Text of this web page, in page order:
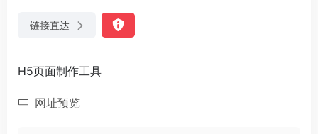
链接直达
H5页面制作工具
网址预览